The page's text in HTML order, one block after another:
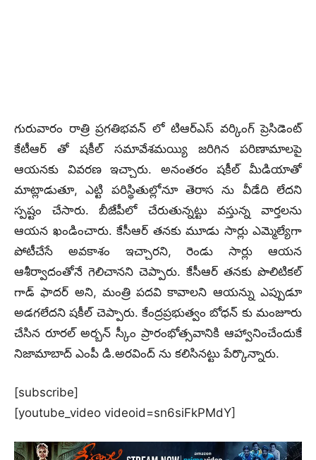
గురువారం రాత్రి ప్రగతిభవన్ లో టిఆర్ఎస్ వర్కింగ్ ప్రెసిడెంట్
కేటీఆర్ తో షకీల్ సమావేశమయ్యి జరిగిన పరిణామాలపై
ఆయనకు వివరణ ఇచ్చారు. అనంతరం షకీల్ మీడియాతో
మాట్లాడుతూ, ఎట్టి పరిస్థితుల్లోనూ తెరాస ను వీడేది లేదని
స్పష్టం చేసారు. బీజేపీలో చేరుతున్నట్టు వస్తున్న వార్తలను
ఆయన ఖండించారు. కేసీఆర్ తనకు మూడు సార్లు ఎమ్మెల్యేగా
పోటీచేసే అవకాశం ఇచ్చారని, రెండు సార్లు ఆయన
ఆశీర్వాదంతోనే గెలిచానని చెప్పారు. కేసీఆర్ తనకు పొలిటికల్
గాడ్ ఫాదర్ అని, మంత్రి పదవి కావాలని ఆయన్ను ఎప్పుడూ
అడగలేదని షకీల్ చెప్పారు. కేంద్రప్రభుత్వం బోధన్ కు మంజూరు
చేసిన రూరల్ అర్బన్ స్కీం ప్రారంభోత్సవానికి ఆహ్వానించేందుకే
నిజామాబాద్ ఎంపీ డి.అరవింద్ ను కలిసినట్టు పేర్కొన్నారు.
[subscribe]
[youtube_video videoid=sn6siFkPMdY]